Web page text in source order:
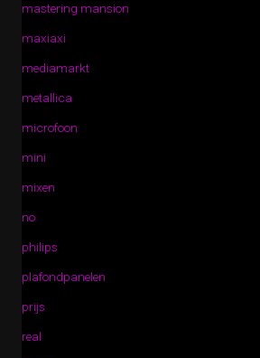
mastering mansion
maxiaxi
mediamarkt
metallica
microfoon
mini
mixen
no
philips
plafondpanelen
prijs
real